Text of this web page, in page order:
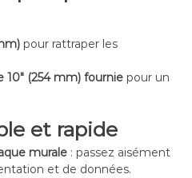
pour rattraper les
10″ (254 mm) fourniepour un
et rapide
murale: passez aisément
et de données.